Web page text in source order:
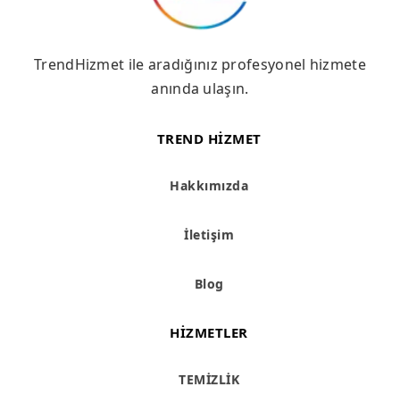
TrendHizmet ile aradığınız profesyonel hizmete
anında ulaşın.
TREND HIZMET
Hakkımızda
İletişim
Blog
HIZMETLER
TEMİZLİK